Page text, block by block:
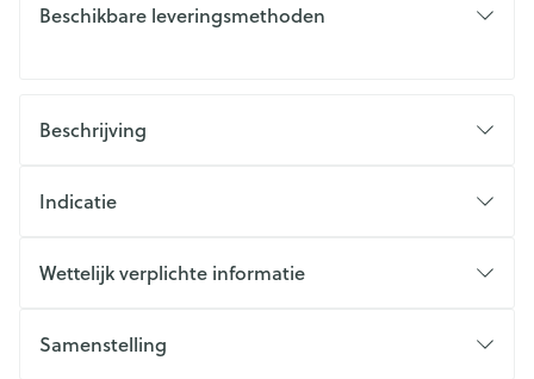
Beschikbare leveringsmethoden
Beschrijving
Indicatie
Wettelijk verplichte informatie
Samenstelling